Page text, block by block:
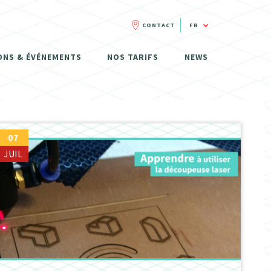
& ÉVÉNEMENTS NOS TARIFS NEWS
CONTACT FR
07
JUIL